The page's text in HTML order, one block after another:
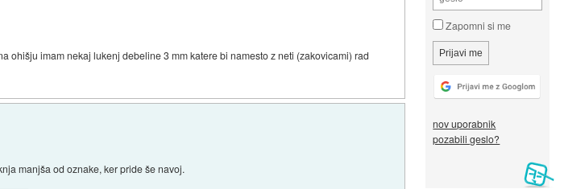
Zapomni si me
nov uporabnik
pozabili geslo?
ohišju imam nekaj lukenj debeline 3 mm katere bi namesto z neti (zakovicami) rad
manjša od oznake, ker pride še navoj.